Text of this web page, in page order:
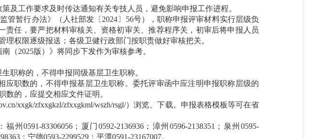
工作要求及时传达通知有关专技人员，避免影响申报工作进程。
暂行办法》（人社部发〔2024〕56号），职称申报评审材料实行层级负
任，要严把材料审核关、资格初审关、推荐程序关，初审后将申报人员
权限逐级报送；各级卫健行政部门按职责做好审核把关。
2025版）》将同步下发作为审核参考。
称的，不得申报同级基层卫生职称。
职数的，不得申报基层卫生职称。委托评审函中应注明申报职称层级的
的，应提交相应文件证明。
xxgk/zfxxgkzl/zfxxgkml/wszh/rsgl/）浏览、下载。申报表格模板等可在省
83306056；厦门0592-2136936；漳州0596-2138351；泉州0595-
；宁德0593-2299529；平潭0591-23167007。